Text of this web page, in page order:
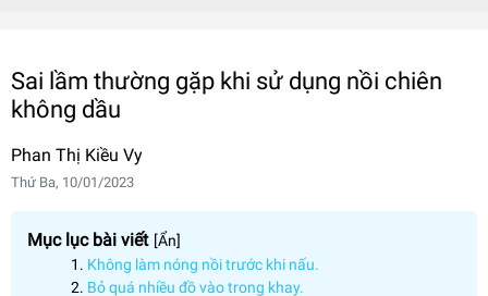
Sai lầm thường gặp khi sử dụng nồi chiên
không dầu
Phan Thị Kiều Vy
Thứ Ba, 10/01/2023
Mục lục bài viết [Ẩn]
Không làm nóng nồi trước khi nấu.
Bỏ quá nhiều đồ vào trong khay.